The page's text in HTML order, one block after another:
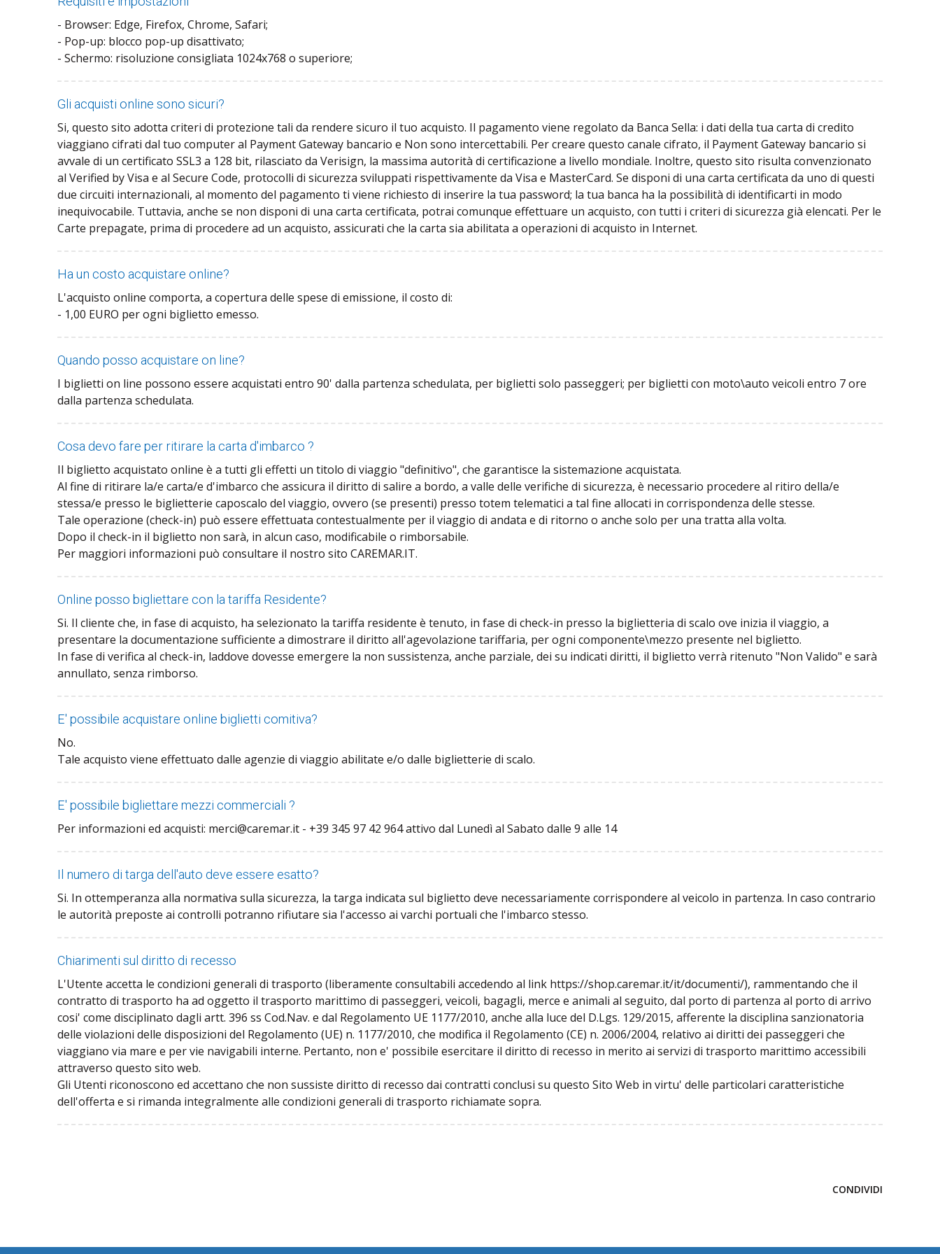
- Browser: Edge, Firefox, Chrome, Safari;
- Pop-up: blocco pop-up disattivato;
- Schermo: risoluzione consigliata 1024x768 o superiore;
Gli acquisti online sono sicuri?
Si, questo sito adotta criteri di protezione tali da rendere sicuro il tuo acquisto. Il pagamento viene regolato da Banca Sella: i dati della tua carta di credito
viaggiano cifrati dal tuo computer al Payment Gateway bancario e Non sono intercettabili. Per creare questo canale cifrato, il Payment Gateway bancario si
avvale di un certificato SSL3 a 128 bit, rilasciato da Verisign, la massima autorità di certificazione a livello mondiale. Inoltre, questo sito risulta convenzionato
al Verified by Visa e al Secure Code, protocolli di sicurezza sviluppati rispettivamente da Visa e MasterCard. Se disponi di una carta certificata da uno di questi
due circuiti internazionali, al momento del pagamento ti viene richiesto di inserire la tua password; la tua banca ha la possibilità di identificarti in modo
inequivocabile. Tuttavia, anche se non disponi di una carta certificata, potrai comunque effettuare un acquisto, con tutti i criteri di sicurezza già elencati. Per le
Carte prepagate, prima di procedere ad un acquisto, assicurati che la carta sia abilitata a operazioni di acquisto in Internet.
Ha un costo acquistare online?
L'acquisto online comporta, a copertura delle spese di emissione, il costo di:
- 1,00 EURO per ogni biglietto emesso.
Quando posso acquistare on line?
I biglietti on line possono essere acquistati entro 90' dalla partenza schedulata, per biglietti solo passeggeri; per biglietti con moto\auto veicoli entro 7 ore
dalla partenza schedulata.
Cosa devo fare per ritirare la carta d'imbarco ?
Il biglietto acquistato online è a tutti gli effetti un titolo di viaggio "definitivo", che garantisce la sistemazione acquistata.
Al fine di ritirare la/e carta/e d'imbarco che assicura il diritto di salire a bordo, a valle delle verifiche di sicurezza, è necessario procedere al ritiro della/e
stessa/e presso le biglietterie caposcalo del viaggio, ovvero (se presenti) presso totem telematici a tal fine allocati in corrispondenza delle stesse.
Tale operazione (check-in) può essere effettuata contestualmente per il viaggio di andata e di ritorno o anche solo per una tratta alla volta.
Dopo il check-in il biglietto non sarà, in alcun caso, modificabile o rimborsabile.
Per maggiori informazioni può consultare il nostro sito CAREMAR.IT.
Online posso bigliettare con la tariffa Residente?
Si. Il cliente che, in fase di acquisto, ha selezionato la tariffa residente è tenuto, in fase di check-in presso la biglietteria di scalo ove inizia il viaggio, a
presentare la documentazione sufficiente a dimostrare il diritto all'agevolazione tariffaria, per ogni componente\mezzo presente nel biglietto.
In fase di verifica al check-in, laddove dovesse emergere la non sussistenza, anche parziale, dei su indicati diritti, il biglietto verrà ritenuto "Non Valido" e sarà
annullato, senza rimborso.
E' possibile acquistare online biglietti comitiva?
No.
Tale acquisto viene effettuato dalle agenzie di viaggio abilitate e/o dalle biglietterie di scalo.
E' possibile bigliettare mezzi commerciali ?
Per informazioni ed acquisti: merci@caremar.it - +39 345 97 42 964 attivo dal Lunedì al Sabato dalle 9 alle 14
Il numero di targa dell'auto deve essere esatto?
Si. In ottemperanza alla normativa sulla sicurezza, la targa indicata sul biglietto deve necessariamente corrispondere al veicolo in partenza. In caso contrario
le autorità preposte ai controlli potranno rifiutare sia l'accesso ai varchi portuali che l'imbarco stesso.
Chiarimenti sul diritto di recesso
L'Utente accetta le condizioni generali di trasporto (liberamente consultabili accedendo al link https://shop.caremar.it/it/documenti/), rammentando che il
contratto di trasporto ha ad oggetto il trasporto marittimo di passeggeri, veicoli, bagagli, merce e animali al seguito, dal porto di partenza al porto di arrivo
cosi' come disciplinato dagli artt. 396 ss Cod.Nav. e dal Regolamento UE 1177/2010, anche alla luce del D.Lgs. 129/2015, afferente la disciplina sanzionatoria
delle violazioni delle disposizioni del Regolamento (UE) n. 1177/2010, che modifica il Regolamento (CE) n. 2006/2004, relativo ai diritti dei passeggeri che
viaggiano via mare e per vie navigabili interne. Pertanto, non e' possibile esercitare il diritto di recesso in merito ai servizi di trasporto marittimo accessibili
attraverso questo sito web.
Gli Utenti riconoscono ed accettano che non sussiste diritto di recesso dai contratti conclusi su questo Sito Web in virtu' delle particolari caratteristiche
dell'offerta e si rimanda integralmente alle condizioni generali di trasporto richiamate sopra.
CONDIVIDI